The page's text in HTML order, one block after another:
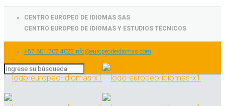
CENTRO EUROPEO DE IDIOMAS SAS
CENTRO EUROPEO DE IDIOMAS Y ESTUDIOS TÉCNICOS
+57 601 702 4022info@europeodeidiomas.com